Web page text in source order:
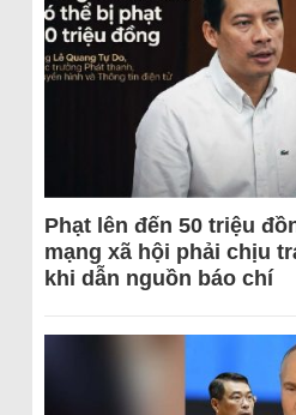
Phạt lên đến 50 triệu
mạng xã hội phải chịu
khi dẫn nguồn báo chí